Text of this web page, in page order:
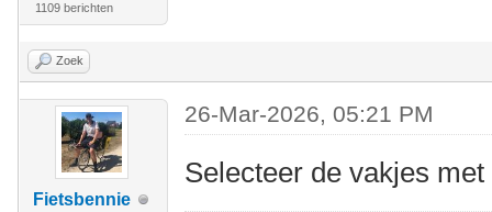
1109 berichten
Zoek
Fietsbennie
26-Mar-2026, 05:21 PM
Selecteer de vakjes